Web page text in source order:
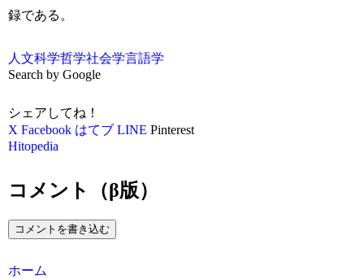
録である。
人文科学哲学社会学言語学
Search by Google
シェアしてね！
X Facebook はてブ LINE Pinterest
Hitopedia
コメント（β版）
コメントを書き込む
ホーム